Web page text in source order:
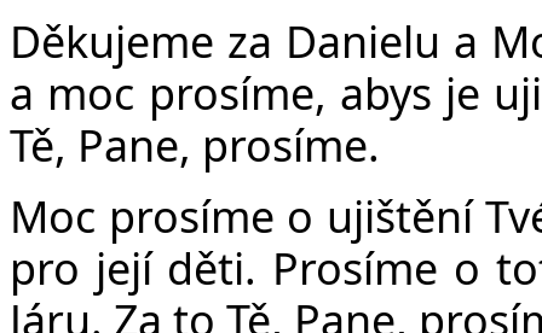
Děkujeme za Danielu a
a moc prosíme, abys je
Tě, Pane, prosíme.
Moc prosíme o ujištění
pro její děti. Prosíme o
Járu. Za to Tě, Pane,